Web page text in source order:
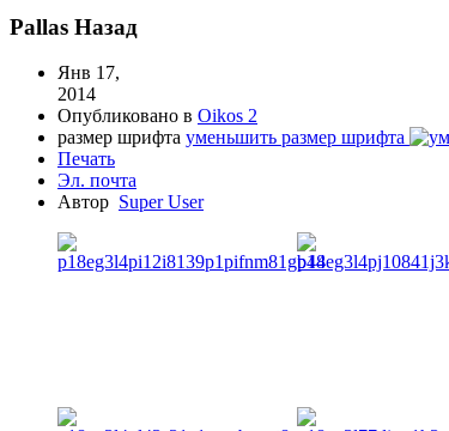
Pallas Назад
Янв 17,
2014
Опубликовано в Oikos 2
размер шрифта уменьшить размер шрифта
Печать
Эл. почта
Автор Super User